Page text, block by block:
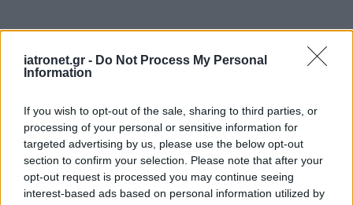
iatronet.gr - Do Not Process My Personal
Information
If you wish to opt-out of the sale, sharing to third parties, or
processing of your personal or sensitive information for
targeted advertising by us, please use the below opt-out
section to confirm your selection. Please note that after your
opt-out request is processed you may continue seeing
interest-based ads based on personal information utilized by